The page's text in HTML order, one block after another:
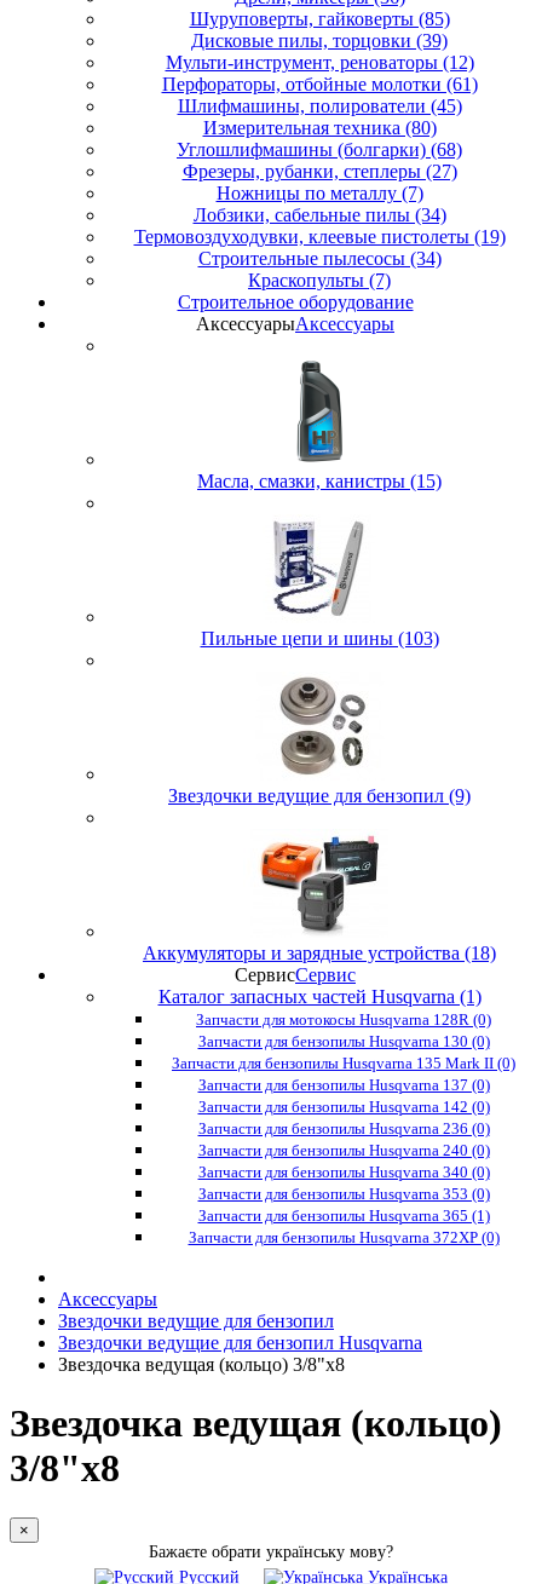
Шуруповерты, гайковерты (85)
Дисковые пилы, торцовки (39)
Мульти-инструмент, реноваторы (12)
Перфораторы, отбойные молотки (61)
Шлифмашины, полирователи (45)
Измерительная техника (80)
Углошлифмашины (болгарки) (68)
Фрезеры, рубанки, степлеры (27)
Ножницы по металлу (7)
Лобзики, сабельные пилы (34)
Термовоздуходувки, клеевые пистолеты (19)
Строительные пылесосы (34)
Краскопульты (7)
Строительное оборудование
АксессуарыАксессуары
Масла, смазки, канистры (15)
Пильные цепи и шины (103)
Звездочки ведущие для бензопил (9)
Аккумуляторы и зарядные устройства (18)
СервисСервис
Каталог запасных частей Husqvarna (1)
Запчасти для мотокосы Husqvarna 128R (0)
Запчасти для бензопилы Husqvarna 130 (0)
Запчасти для бензопилы Husqvarna 135 Mark II (0)
Запчасти для бензопилы Husqvarna 137 (0)
Запчасти для бензопилы Husqvarna 142 (0)
Запчасти для бензопилы Husqvarna 236 (0)
Запчасти для бензопилы Husqvarna 240 (0)
Запчасти для бензопилы Husqvarna 340 (0)
Запчасти для бензопилы Husqvarna 353 (0)
Запчасти для бензопилы Husqvarna 365 (1)
Запчасти для бензопилы Husqvarna 372XP (0)
Аксессуары
Звездочки ведущие для бензопил
Звездочки ведущие для бензопил Husqvarna
Звездочка ведущая (кольцо) 3/8"x8
Звездочка ведущая (кольцо)
3/8"x8
×
Бажаєте обрати українську мову?
Русский
Українська